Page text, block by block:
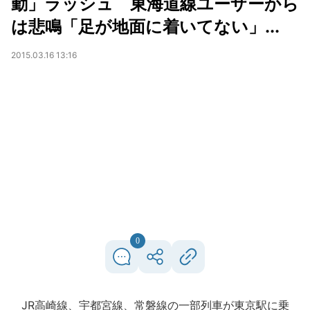
は悲鳴「足が地面に着いてない」...
2015.03.16 13:16
0
JR高崎線、宇都宮線、常磐線の一部列車が東京駅に乗